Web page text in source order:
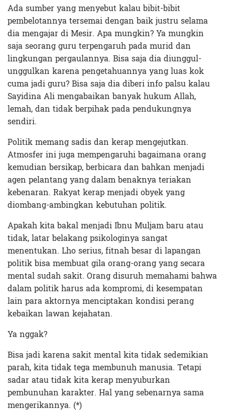
Ada sumber yang menyebut kalau bibit-bibit
pembelotannya tersemai dengan baik justru selama
dia mengajar di Mesir. Apa mungkin? Ya mungkin
saja seorang guru terpengaruh pada murid dan
lingkungan pergaulannya. Bisa saja dia diunggul-
unggulkan karena pengetahuannya yang luas kok
cuma jadi guru? Bisa saja dia diberi info palsu kalau
Sayidina Ali mengabaikan banyak hukum Allah,
lemah, dan tidak berpihak pada pendukungnya
sendiri.
Politik memang sadis dan kerap mengejutkan.
Atmosfer ini juga mempengaruhi bagaimana orang
kemudian bersikap, berbicara dan bahkan menjadi
agen pelantang yang dalam benaknya teriakan
kebenaran. Rakyat kerap menjadi obyek yang
diombang-ambingkan kebutuhan politik.
Apakah kita bakal menjadi Ibnu Muljam baru atau
tidak, latar belakang psikologinya sangat
menentukan. Lho serius, fitnah besar di lapangan
politik bisa membuat gila orang-orang yang secara
mental sudah sakit. Orang disuruh memahami bahwa
dalam politik harus ada kompromi, di kesempatan
lain para aktornya menciptakan kondisi perang
kebaikan lawan kejahatan.
Ya nggak?
Bisa jadi karena sakit mental kita tidak sedemikian
parah, kita tidak tega membunuh manusia. Tetapi
sadar atau tidak kita kerap menyuburkan
pembunuhan karakter. Hal yang sebenarnya sama
mengerikannya. (*)